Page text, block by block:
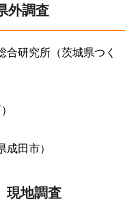
外調査
合研究所（茨城県つく
田市）
現地調査